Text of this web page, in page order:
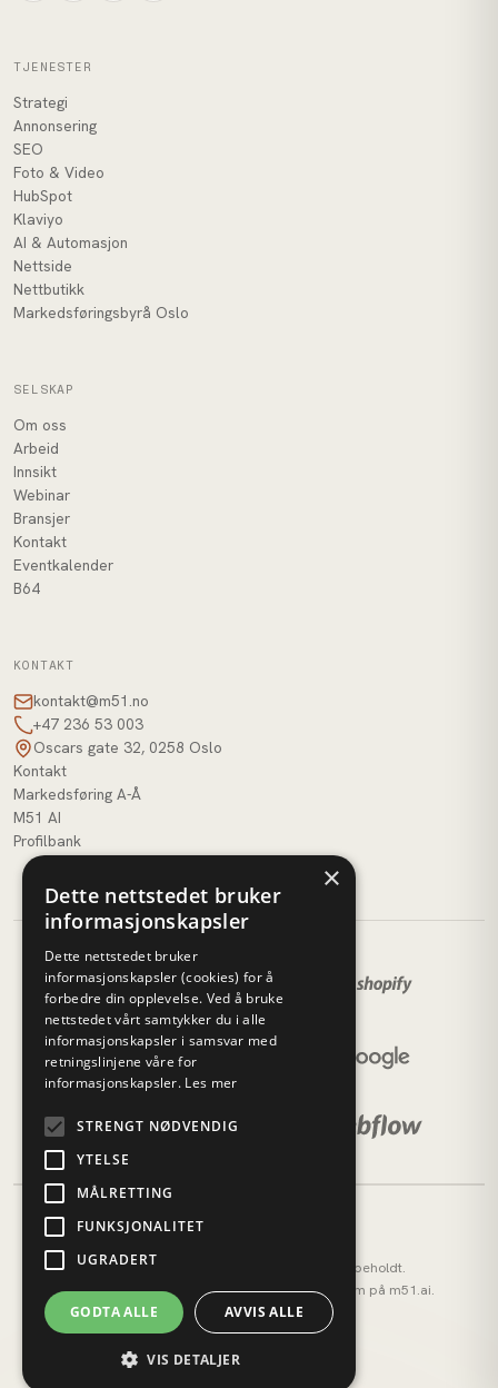
TJENESTER
Strategi
Annonsering
SEO
Foto & Video
HubSpot
Klaviyo
AI & Automasjon
Nettside
Nettbutikk
Markedsføringsbyrå Oslo
SELSKAP
Om oss
Arbeid
Innsikt
Webinar
Bransjer
Kontakt
Eventkalender
B64
KONTAKT
kontakt@m51.no
+47 236 53 003
Oscars gate 32, 0258 Oslo
Kontakt
Markedsføring A-Å
M51 AI
Profilbank
© 2026 M51 Marketing. Alle rettigheter forbeholdt.
M51 AI (tidligere AI OS) — vårt AI-operativsystem på m51.ai.
Personvernerklæring
Cookies
×
Dette nettstedet bruker
informasjonskapsler
Dette nettstedet bruker
informasjonskapsler (cookies) for å
forbedre din opplevelse. Ved å bruke
nettstedet vårt samtykker du i alle
informasjonskapsler i samsvar med
retningslinjene våre for
informasjonskapsler. Les mer
STRENGT NØDVENDIG
YTELSE
MÅLRETTING
FUNKSJONALITET
UGRADERT
GODTA ALLE AVVIS ALLE
VIS DETALJER